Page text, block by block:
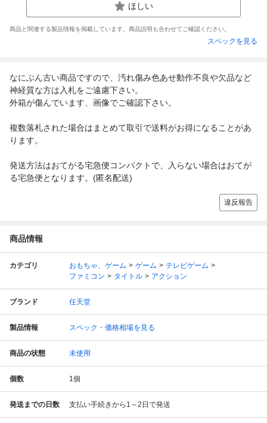
ほしい
商品と関連する製品情報を掲載しています。商品説明も合わせてご確認ください。
スペックを見る
なにぶん古い商品ですので、汚れ傷み色あせ動作不良や欠品など
神経質な方は入札をご遠慮下さい。
外箱が傷んでいます、画像でご確認下さい。
複数落札された場合はまとめて取引で送料がお得になることがあ
ります。
発送方法はおてがる宅急便コンパクトで、入らない場合はおてが
る宅急便となります。(匿名配送)
違反報告
商品情報
カテゴリ おもちゃ、ゲーム ゲーム
テレビゲーム
ファミコン
タイトル アクション
ブランド 任天堂
製品情報 スペック・価格相場を見る
商品の状態 未使用
個数 1個
発送までの日数 支払い手続きから1～2日で発送